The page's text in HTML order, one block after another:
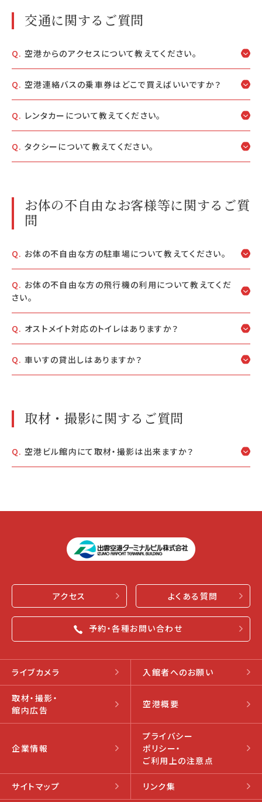
交通に関するご質問
空港からのアクセスについて教えてください。
空港連絡バスの乗車券はどこで買えばいいですか？
レンタカーについて教えてください。
タクシーについて教えてください。
お体の不自由なお客様等に関するご質
問
お体の不自由な方の駐車場について教えてください。
お体の不自由な方の飛行機の利用について教えてくだ
さい。
オストメイト対応のトイレはありますか？
車いすの貸出しはありますか？
取材・撮影に関するご質問
空港ビル館内にて取材・撮影は出来ますか？
アクセス よくある質問
予約・各種お問い合わせ
ライブカメラ 入館者へのお願い
取材・撮影・
館内広告
空港概要
企業情報
プライバシー
ポリシー・
ご利用上の注意点
サイトマップ リンク集